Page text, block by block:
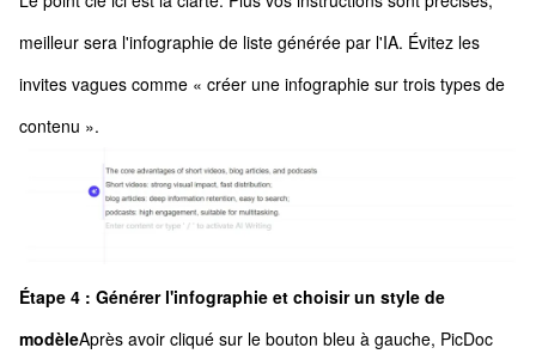
meilleur sera l'infographie de liste générée par l'IA. Évitez les
invites vagues comme « créer une infographie sur trois types de
contenu ».
Étape 4 : Générer l'infographie et choisir un style de
modèleAprès avoir cliqué sur le bouton bleu à gauche, PicDoc